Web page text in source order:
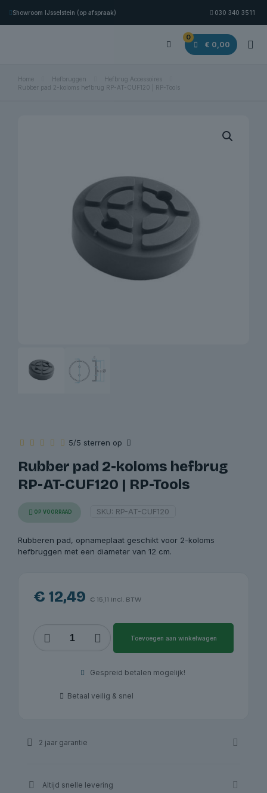
Showroom IJsselstein (op afspraak) 030 340 3511
0
€ 0,00
Home Hefbruggen
Hefbrug Accessoires
Rubber pad 2-koloms hefbrug RP-AT-CUF120 | RP-Tools
5/5 sterren op
Rubber pad 2-koloms hefbrug
RP-AT-CUF120 | RP-Tools
OP VOORRAAD SKU: RP-AT-CUF120
Rubberen pad, opnameplaat geschikt voor 2-koloms
hefbruggen met een diameter van 12 cm.
€ 12,49 € 15,11 incl. BTW
pad
Tools
Toevoegen aan winkelwagen
Gespreid betalen mogelijk!
Betaal veilig & snel
2 jaar garantie
Altijd snelle levering